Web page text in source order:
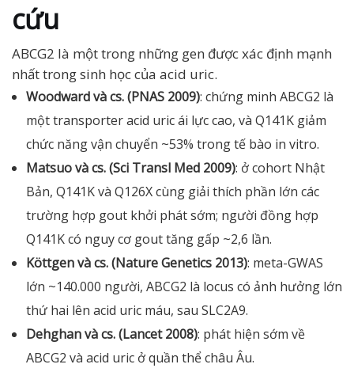
cứu
ABCG2 là một trong những gen được xác định mạnh
nhất trong sinh học của acid uric.
Woodward và cs. (PNAS 2009): chứng minh ABCG2 là
một transporter acid uric ái lực cao, và Q141K giảm
chức năng vận chuyển ~53% trong tế bào in vitro.
Matsuo và cs. (Sci Transl Med 2009): ở cohort Nhật
Bản, Q141K và Q126X cùng giải thích phần lớn các
trường hợp gout khởi phát sớm; người đồng hợp
Q141K có nguy cơ gout tăng gấp ~2,6 lần.
Köttgen và cs. (Nature Genetics 2013): meta-GWAS
lớn ~140.000 người, ABCG2 là locus có ảnh hưởng lớn
thứ hai lên acid uric máu, sau SLC2A9.
Dehghan và cs. (Lancet 2008): phát hiện sớm về
ABCG2 và acid uric ở quần thể châu Âu.